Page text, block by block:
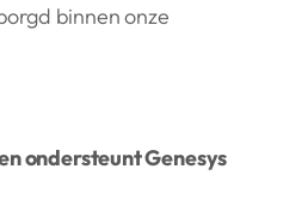
binnen onze
ondersteunt Genesys